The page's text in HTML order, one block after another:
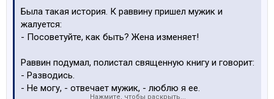
Была такая история. К раввину пришел мужик и
жалуется:
- Посоветуйте, как быть? Жена изменяет!
Раввин подумал, полистал священную книгу и говорит:
- Разводись.
- Не могу, - отвечает мужик, - люблю я ее.
Нажмите, чтобы раскрыть...